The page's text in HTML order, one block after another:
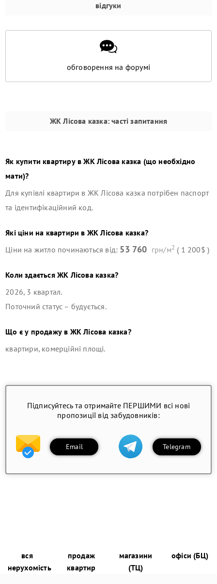
відгуки
обговорення на форумі
ЖК Лісова казка: часті запитання
Як купити квартиру вЖК Лісова казка (що необхідно
мати)?
Для купівлі квартири в ЖК Лісова казка потрібен паспорт
та ідентифікаційний код.
Які ціни на квартири в ЖК Лісова казка?
Ціни на житло починаються від: 53 760 грн/м2 ( 1 200$ )
Коли здаєтьсяЖК Лісова казка?
2026, 3 квартал.
Поточний статус – будується.
Що є у продажу в ЖК Лісова казка?
квартири, комерційні площі.
Підписуйтесь та отримайте ПЕРШИМИ всі нові
пропозиції від забудовників:
Email Telegram
вся
нерухомість
продаж
квартир
магазини
(ТЦ)
офіси (БЦ)